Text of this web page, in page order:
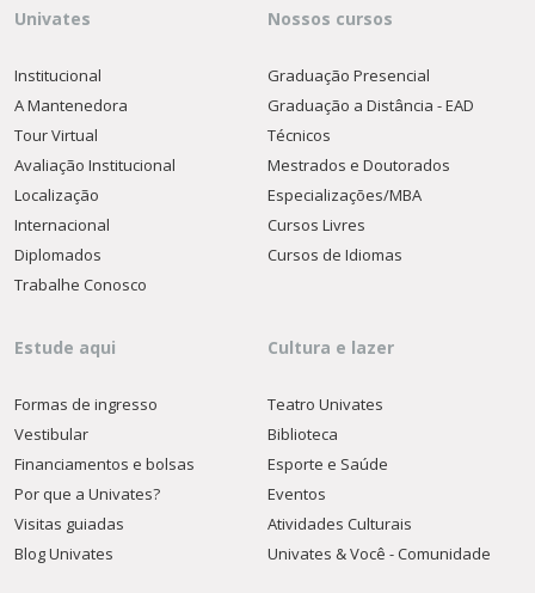
Univates
Institucional
A Mantenedora
Tour Virtual
Avaliação Institucional
Localização
Internacional
Diplomados
Trabalhe Conosco
Nossos cursos
Graduação Presencial
Graduação a Distância - EAD
Técnicos
Mestrados e Doutorados
Especializações/MBA
Cursos Livres
Cursos de Idiomas
Estude aqui
Formas de ingresso
Vestibular
Financiamentos e bolsas
Por que a Univates?
Visitas guiadas
Blog Univates
Cultura e lazer
Teatro Univates
Biblioteca
Esporte e Saúde
Eventos
Atividades Culturais
Univates & Você - Comunidade